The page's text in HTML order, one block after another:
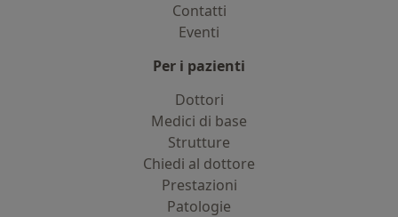
Contatti
Eventi
Per i pazienti
Dottori
Medici di base
Strutture
Chiedi al dottore
Prestazioni
Patologie